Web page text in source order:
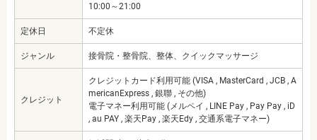
10:00～21:00
定休日 不定休
ジャンル 接骨院・整骨院、整体、クイックマッサージ
クレジット
クレジットカード利用可能 (VISA , MasterCard , JCB , A
mericanExpress , 銀聯 , その他)
電子マネー利用可能 (メルペイ , LINE Pay , Pay Pay , iD
, au PAY , 楽天Pay , 楽天Edy , 交通系電子マネー)